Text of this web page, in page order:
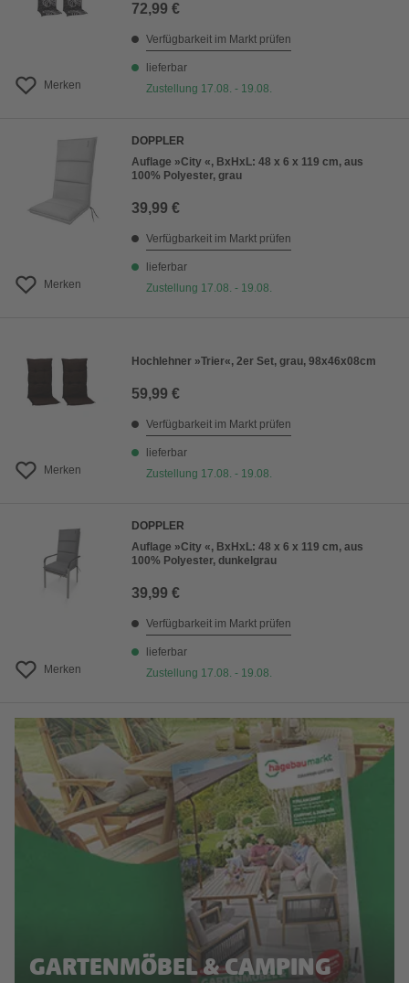
Merken
72,99 €
Verfügbarkeit im Markt prüfen
lieferbar
Zustellung 17.08. - 19.08.
Merken
DOPPLER
Auflage »City «, BxHxL: 48 x 6 x 119 cm, aus
100% Polyester, grau
39,99 €
Verfügbarkeit im Markt prüfen
lieferbar
Zustellung 17.08. - 19.08.
Merken
Hochlehner »Trier«, 2er Set, grau, 98x46x08cm
59,99 €
Verfügbarkeit im Markt prüfen
lieferbar
Zustellung 17.08. - 19.08.
Merken
DOPPLER
Auflage »City «, BxHxL: 48 x 6 x 119 cm, aus
100% Polyester, dunkelgrau
39,99 €
Verfügbarkeit im Markt prüfen
lieferbar
Zustellung 17.08. - 19.08.
GARTENMÖBEL & CAMPING